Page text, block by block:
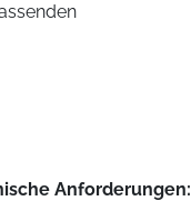
Anforderungen: